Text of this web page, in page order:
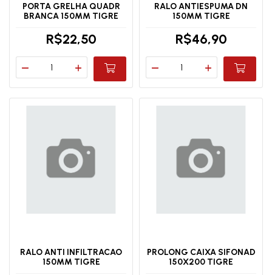
PORTA GRELHA QUADR
BRANCA 150MM TIGRE
R$22,50
RALO ANTIESPUMA DN
150MM TIGRE
R$46,90
RALO ANTI INFILTRACAO
150MM TIGRE
PROLONG CAIXA SIFONAD
150X200 TIGRE